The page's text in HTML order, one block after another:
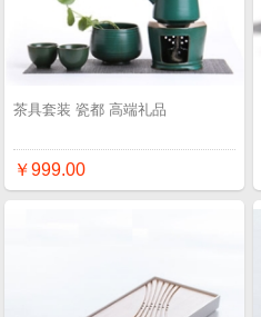
茶具套装 瓷都 高端礼品
￥999.00